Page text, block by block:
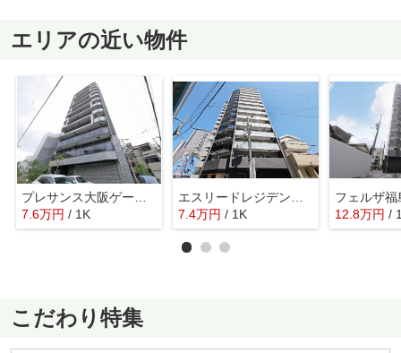
エリアの近い物件
プレサンス大阪ゲートシティ
7.6万円 / 1K
エスリードレジデンス大阪福島サウスフラッツ
7.4万円 / 1K
フェルザ福
12.8万円 /
こだわり特集